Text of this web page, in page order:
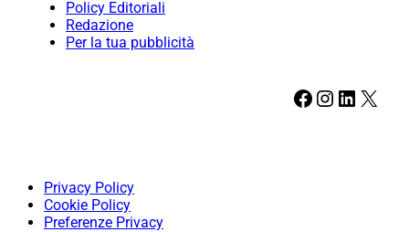
Policy Editoriali
Redazione
Per la tua pubblicità
Facebook Instagram LinkedIn X
Privacy Policy
Cookie Policy
Preferenze Privacy